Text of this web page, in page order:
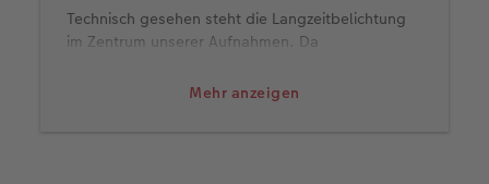
Mehr anzeigen
Technisch gesehen steht die Langzeitbelichtung
im Zentrum unserer Aufnahmen. Da
braucht es eine Belichtungszeit von mehreren